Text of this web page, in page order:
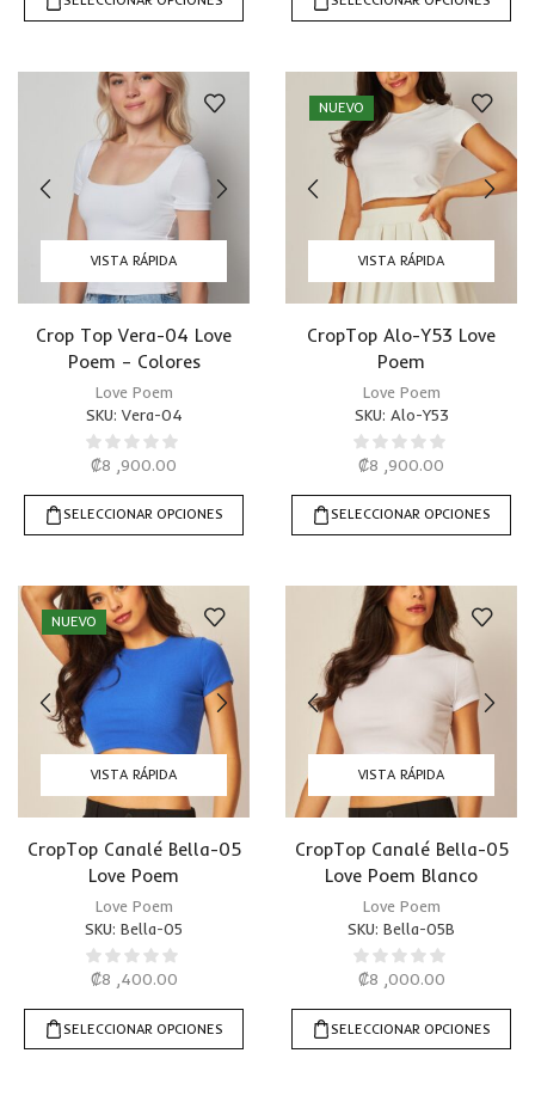
VISTA RÁPIDA
Crop Top Vera-04 Love
Poem – Colores
Love Poem
SKU: Vera-04
₡8 ,900.00
SELECCIONAR OPCIONES
NUEVO
VISTA RÁPIDA
CropTop Alo-Y53 Love
Poem
Love Poem
SKU: Alo-Y53
₡8 ,900.00
SELECCIONAR OPCIONES
NUEVO
VISTA RÁPIDA
CropTop Canalé Bella-05
Love Poem
Love Poem
SKU: Bella-05
₡8 ,400.00
SELECCIONAR OPCIONES
VISTA RÁPIDA
CropTop Canalé Bella-05
Love Poem Blanco
Love Poem
SKU: Bella-05B
₡8 ,000.00
SELECCIONAR OPCIONES